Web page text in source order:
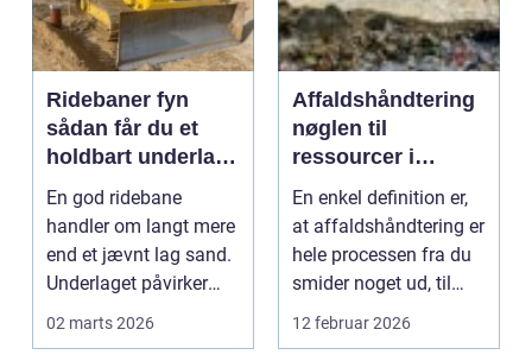
Ridebaner fyn
sådan får du et
holdbart underlag
året rundt
En god ridebane
handler om langt mere
end et jævnt lag sand.
Underlaget påvirker
både hestens holdba...
02 marts 2026
Affaldshåndtering
nøglen til
ressourcer i
kredsløb
En enkel definition er,
at affaldshåndtering er
hele processen fra du
smider noget ud, til
materiale...
12 februar 2026